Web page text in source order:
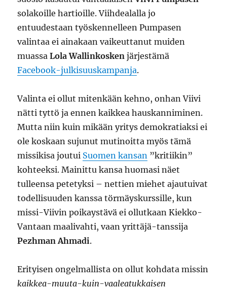
solakoille hartioille. Viihdealalla jo
entuudestaan työskennelleen Pumpasen
valintaa ei ainakaan vaikeuttanut muiden
muassaLola Wallinkosken järjestämä
Facebook-julkisuuskampanja.
Valinta ei ollut mitenkään kehno, onhan Viivi
nätti tyttö ja ennen kaikkea hauskanniminen.
Mutta niin kuin mikään yritys demokratiaksi ei
ole koskaan sujunut mutinoitta myös tämä
missikisa joutui Suomen kansan ”kritiikin”
kohteeksi. Mainittu kansa huomasi näet
tulleensa petetyksi – nettien miehet ajautuivat
todellisuuden kanssa törmäyskurssille, kun
missi-Viivin poikaystävä ei ollutkaan Kiekko-
Vantaan maalivahti, vaan yrittäjä-tanssija
Pezhman Ahmadi.
Erityisen ongelmallista on ollut kohdata missin
kaikkea-muuta-kuin-vaaleatukkaisen